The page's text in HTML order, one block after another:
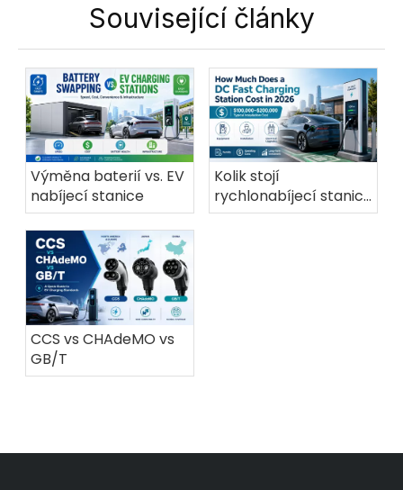
Související články
Výměna baterií vs. EV
nabíjecí stanice
Kolik stojí
rychlonabíjecí stanice
DC v roce 2026?
CCS vs CHAdeMO vs
GB/T